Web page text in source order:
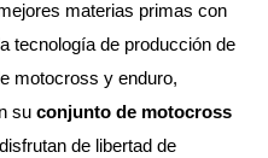
materias primas con
tecnología de producción de
motocross y enduro,
su conjunto de motocross
de libertad de